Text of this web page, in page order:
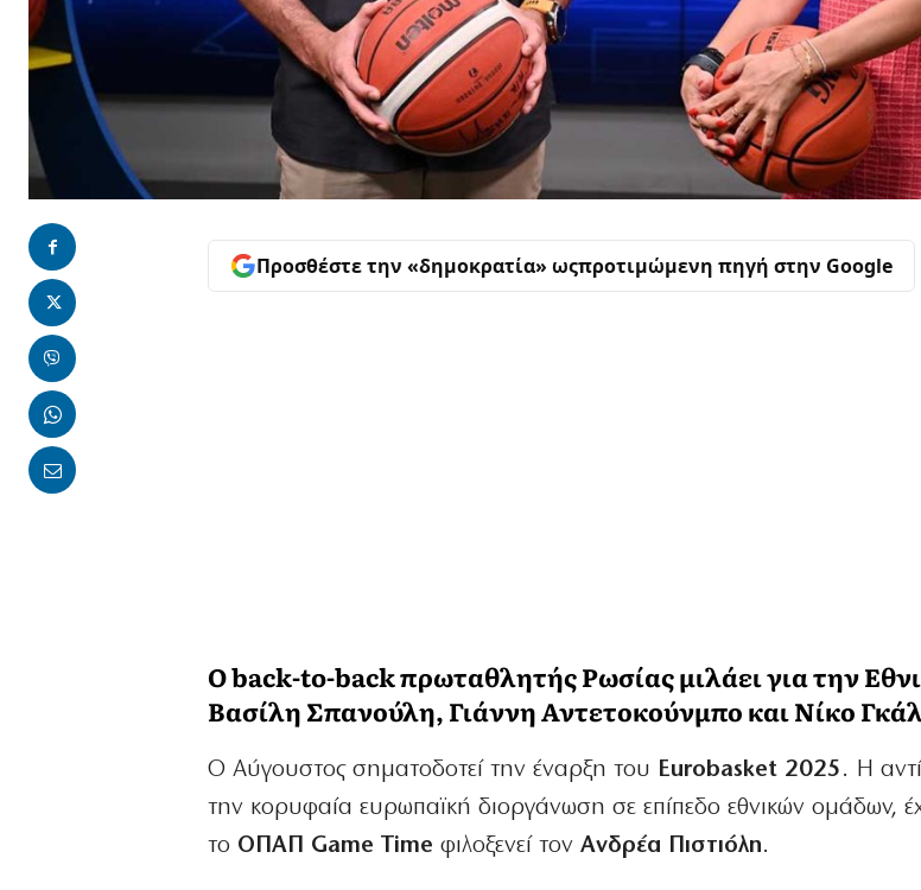
Προσθέστε την «δημοκρατία» ωςπροτιμώμενη πηγή στην Google
Ο back-to-back πρωταθλητής Ρωσίας μιλάει για την
Βασίλη Σπανούλη, Γιάννη Αντετοκούνμπο και Νίκο
Ο Αύγουστος σηματοδοτεί την έναρξη του Eurobasket 2025 . Η
την κορυφαία ευρωπαϊκή διοργάνωση σε επίπεδο εθνικών ομάδων,
το ΟΠΑΠ Game Time φιλοξενεί τονΑνδρέα Πιστιόλη.